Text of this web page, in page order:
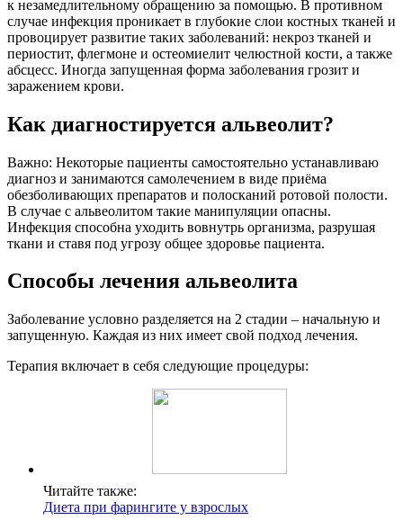
к незамедлительному обращению за помощью. В противном
случае инфекция проникает в глубокие слои костных тканей и
провоцирует развитие таких заболеваний: некроз тканей и
периостит, флегмоне и остеомиелит челюстной кости, а также
абсцесс. Иногда запущенная форма заболевания грозит и
заражением крови.
Как диагностируется альвеолит?
Важно: Некоторые пациенты самостоятельно устанавливаю
диагноз и занимаются самолечением в виде приёма
обезболивающих препаратов и полосканий ротовой полости.
В случае с альвеолитом такие манипуляции опасны.
Инфекция способна уходить вовнутрь организма, разрушая
ткани и ставя под угрозу общее здоровье пациента.
Способы лечения альвеолита
Заболевание условно разделяется на 2 стадии – начальную и
запущенную. Каждая из них имеет свой подход лечения.
Терапия включает в себя следующие процедуры:
Читайте также:
Диета при фарингите у взрослых